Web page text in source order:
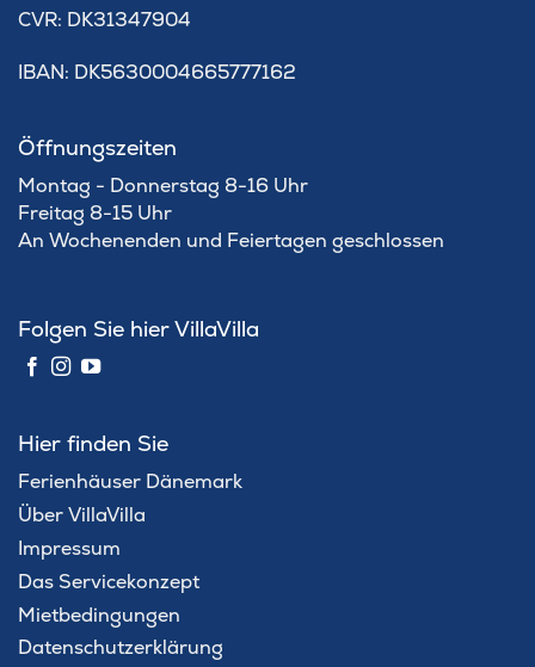
​CVR: DK31347904
IBAN: DK5630004665777162
Öffnungszeiten
Montag - Donnerstag 8-16 Uhr
Freitag 8-15 Uhr
An Wochenenden und Feiertagen geschlossen
Folgen Sie hier VillaVilla
Hier finden Sie
Ferienhäuser Dänemark
Über VillaVilla
Impressum
Das Servicekonzept
Mietbedingungen
Datenschutzerklärung